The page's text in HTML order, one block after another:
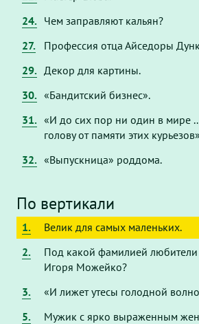
24. Чем заправляют кальян?
27.
Профессия отца Айседоры
29. Декор для картины.
30. «Бандитский бизнес».
31. «И до сих пор ни один в мире
голову от памяти этих
32. «Выпускница» роддома.
По вертикали
1.
Велик для самых маленьких.
2.
Под какой фамилией любители
Игоря Можейко?
3.
«И лижет утесы голодной
5.
Мужик с ярко выраженным